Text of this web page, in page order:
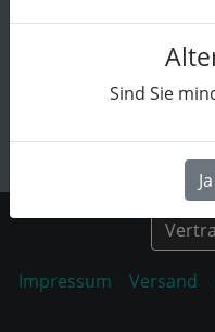
Sind Sie
Ja
Impressum Versand